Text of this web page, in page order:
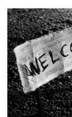
Das Interview von
schaffen das!“
Engagement mit